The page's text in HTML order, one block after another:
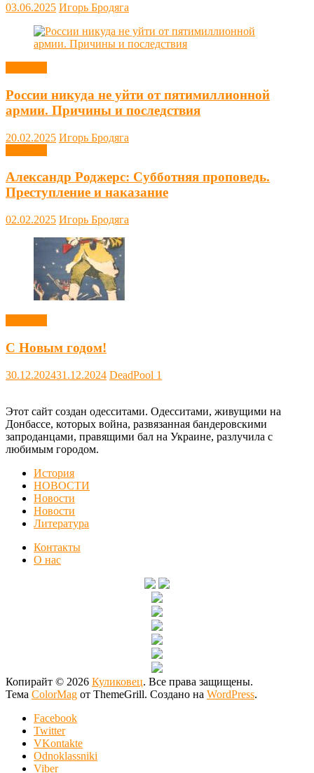
03.06.2025 Игорь Бродяга
России никуда не уйти от пятимиллионной
армии. Причины и последствия
20.02.2025 Игорь Бродяга
Александр Роджерс: Субботняя проповедь.
Преступление и наказание
02.02.2025 Игорь Бродяга
С Новым годом!
30.12.202431.12.2024 DeadPool 1
Этот сайт создан одесситами. Одесситами, живущими на
Донбассе, которых война, развязанная бандеровскими
запроданцами, правящими бал на Украине, разлучила с
любимым городом.
История
НОВОСТИ
Новости
Новости
Литература
Контакты
О нас
Копирайт © 2026 Куликовец. Все права защищены.
Тема ColorMag от ThemeGrill. Создано на WordPress.
Facebook
Twitter
VKontakte
Odnoklassniki
Viber